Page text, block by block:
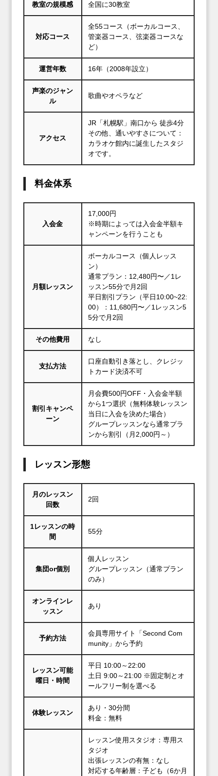
教室の規模感 全国に30教室
対応コース
全55コース（ボーカルコース、
管楽器コース、弦楽器コースな
ど）
運営年数 16年（2008年設立）
声楽のジャン
ル
歌曲やオペラなど
アクセス
JR「札幌駅」南口から 徒歩4分
その他、通いやすさについて：
カラオケ館内に誕生したスタジ
オです。
料金体系
入会金
17,000円
※時期によっては入会金半額キ
ャンペーンを行うことも
月額レッスン
ボーカルコース（個人レッス
ン）
通常プラン：12,480円〜／1レ
ッスン55分で月2回
平日割引プラン（平日10:00~22:
00）：11,680円〜／1レッスン5
5分で月2回
その他費用 なし
支払方法
口座自動引き落とし、クレジッ
トカード決済不可
割引キャンペ
ーン
月会費500円OFF・入会金半額
から1つ選択（無料体験レッスン
当日に入会を決めた場合）
グループレッスンなら通常プラ
ンから割引（月2,000円～）
レッスン形態
月のレッスン
回数
2回
1レッスンの時
間
55分
集団or個別
個人レッスン
グループレッスン（通常プラン
のみ）
オンラインレ
ッスン
あり
予約方法
会員専用サイト「Second Com
munity」から予約
レッスン可能
曜日・時間
平日 10:00～22:00
土日 9:00～21:00 ※固定制とオ
ールフリー制を選べる
体験レッスン
あり・30分間
料金：無料
レッスン使用スタジオ：専用ス
タジオ
出張レッスンの有無：なし
対応する年齢層：子ども（6か月